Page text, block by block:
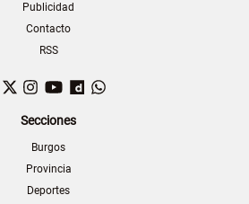
Publicidad
Contacto
RSS
Facebook
TwitterInstagram
YouTubeDailymotion
Secciones
Burgos
Provincia
Deportes